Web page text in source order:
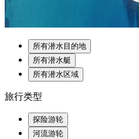
所有潜水目的地
所有潜水艇
所有潜水区域
旅行类型
探险游轮
河流游轮